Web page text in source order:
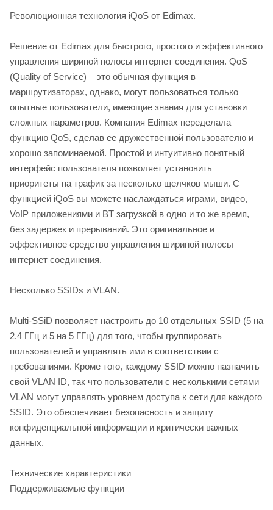
Революционная технология iQoS от Edimax.
Решение от Edimax для быстрого, простого и эффективного
управления шириной полосы интернет соединения. QoS
(Quality of Service) – это обычная функция в
маршрутизаторах, однако, могут пользоваться только
опытные пользователи, имеющие знания для установки
сложных параметров. Компания Edimax переделала
функцию QoS, сделав ее дружественной пользователю и
хорошо запоминаемой. Простой и интуитивно понятный
интерфейс пользователя позволяет установить
приоритеты на трафик за несколько щелчков мыши. С
функцией iQoS вы можете наслаждаться играми, видео,
VoIP приложениями и BT загрузкой в одно и то же время,
без задержек и прерываний. Это оригинальное и
эффективное средство управления шириной полосы
интернет соединения.
Несколько SSIDs и VLAN.
Multi-SSiD позволяет настроить до 10 отдельных SSID (5 на
2.4 ГГц и 5 на 5 ГГц) для того, чтобы группировать
пользователей и управлять ими в соответствии с
требованиями. Кроме того, каждому SSID можно назначить
свой VLAN ID, так что пользователи с несколькими сетями
VLAN могут управлять уровнем доступа к сети для каждого
SSID. Это обеспечивает безопасность и защиту
конфиденциальной информации и критически важных
данных.
Технические характеристики
Поддерживаемые функции